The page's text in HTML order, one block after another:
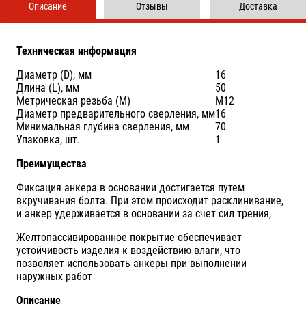
Описание
Техническая информация
Диаметр (D), мм
16
Длина (L), мм
50
Метрическая резьба (М)
М12
Диаметр предварительного сверления, мм16
Минимальная глубина сверления, мм
70
Упаковка, шт.
1
Преимущества
Фиксация анкера в основании достигается путем
вкручивания болта. При этом происходит расклинивание,
и анкер удерживается в основании за счет сил трения,
Желтопассивированное покрытие обеспечивает
устойчивость изделия к воздействию влаги, что
позволяет использовать анкеры при выполнении
наружных работ
Описание
Отзывы Доставка